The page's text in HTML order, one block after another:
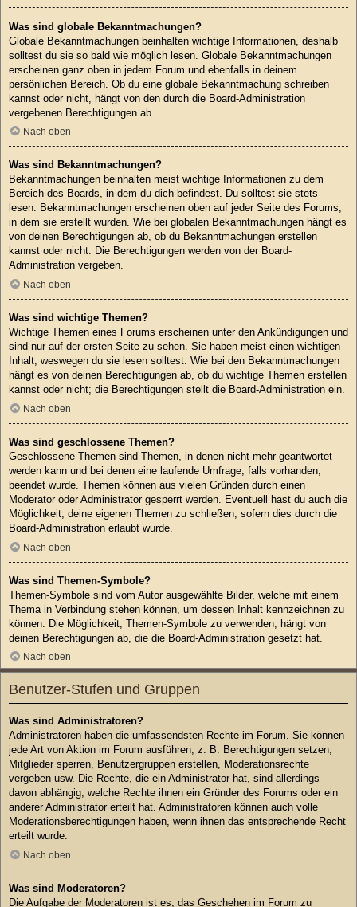
Was sind globale Bekanntmachungen?
Globale Bekanntmachungen beinhalten wichtige Informationen, deshalb
solltest du sie so bald wie möglich lesen. Globale Bekanntmachungen
erscheinen ganz oben in jedem Forum und ebenfalls in deinem
persönlichen Bereich. Ob du eine globale Bekanntmachung schreiben
kannst oder nicht, hängt von den durch die Board-Administration
vergebenen Berechtigungen ab.
Nach oben
Was sind Bekanntmachungen?
Bekanntmachungen beinhalten meist wichtige Informationen zu dem
Bereich des Boards, in dem du dich befindest. Du solltest sie stets
lesen. Bekanntmachungen erscheinen oben auf jeder Seite des Forums,
in dem sie erstellt wurden. Wie bei globalen Bekanntmachungen hängt es
von deinen Berechtigungen ab, ob du Bekanntmachungen erstellen
kannst oder nicht. Die Berechtigungen werden von der Board-
Administration vergeben.
Nach oben
Was sind wichtige Themen?
Wichtige Themen eines Forums erscheinen unter den Ankündigungen und
sind nur auf der ersten Seite zu sehen. Sie haben meist einen wichtigen
Inhalt, weswegen du sie lesen solltest. Wie bei den Bekanntmachungen
hängt es von deinen Berechtigungen ab, ob du wichtige Themen erstellen
kannst oder nicht; die Berechtigungen stellt die Board-Administration ein.
Nach oben
Was sind geschlossene Themen?
Geschlossene Themen sind Themen, in denen nicht mehr geantwortet
werden kann und bei denen eine laufende Umfrage, falls vorhanden,
beendet wurde. Themen können aus vielen Gründen durch einen
Moderator oder Administrator gesperrt werden. Eventuell hast du auch die
Möglichkeit, deine eigenen Themen zu schließen, sofern dies durch die
Board-Administration erlaubt wurde.
Nach oben
Was sind Themen-Symbole?
Themen-Symbole sind vom Autor ausgewählte Bilder, welche mit einem
Thema in Verbindung stehen können, um dessen Inhalt kennzeichnen zu
können. Die Möglichkeit, Themen-Symbole zu verwenden, hängt von
deinen Berechtigungen ab, die die Board-Administration gesetzt hat.
Nach oben
Benutzer-Stufen und Gruppen
Was sind Administratoren?
Administratoren haben die umfassendsten Rechte im Forum. Sie können
jede Art von Aktion im Forum ausführen; z. B. Berechtigungen setzen,
Mitglieder sperren, Benutzergruppen erstellen, Moderationsrechte
vergeben usw. Die Rechte, die ein Administrator hat, sind allerdings
davon abhängig, welche Rechte ihnen ein Gründer des Forums oder ein
anderer Administrator erteilt hat. Administratoren können auch volle
Moderationsberechtigungen haben, wenn ihnen das entsprechende Recht
erteilt wurde.
Nach oben
Was sind Moderatoren?
Die Aufgabe der Moderatoren ist es, das Geschehen im Forum zu